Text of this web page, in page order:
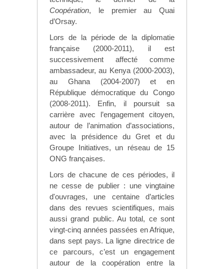
Coopération, le premier au Quai
d’Orsay.
Lors de la période de la diplomatie
française (2000-2011), il est
successivement affecté comme
ambassadeur, au Kenya (2000-2003),
au Ghana (2004-2007) et en
République démocratique du Congo
(2008-2011). Enfin, il poursuit sa
carrière avec l’engagement citoyen,
autour de l’animation d’associations,
avec la présidence du Gret et du
Groupe Initiatives, un réseau de 15
ONG françaises.
Lors de chacune de ces périodes, il
ne cesse de publier : une vingtaine
d'ouvrages, une centaine d’articles
dans des revues scientifiques, mais
aussi grand public. Au total, ce sont
vingt-cinq années passées en Afrique,
dans sept pays. La ligne directrice de
ce parcours, c’est un engagement
autour de la coopération entre la